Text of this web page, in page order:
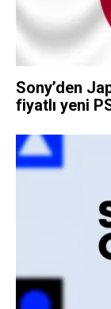
Sony’den
fiyatlı yeni